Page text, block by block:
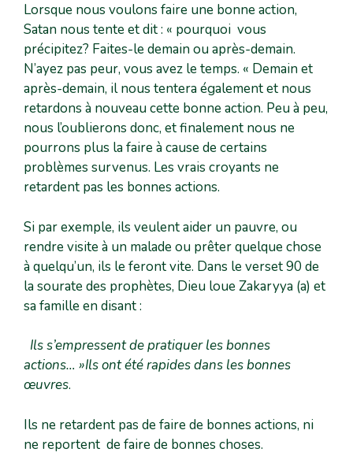
Lorsque nous voulons faire une bonne action,
Satan nous tente et dit : « pourquoi vous
précipitez? Faites-le demain ou après-demain.
N’ayez pas peur, vous avez le temps. « Demain et
après-demain, il nous tentera également et nous
retardons à nouveau cette bonne action. Peu à peu,
nous l’oublierons donc, et finalement nous ne
pourrons plus la faire à cause de certains
problèmes survenus. Les vrais croyants ne
retardent pas les bonnes actions.
Si par exemple, ils veulent aider un pauvre, ou
rendre visite à un malade ou prêter quelque chose
à quelqu’un, ils le feront vite. Dans le verset 90 de
la sourate des prophètes, Dieu loue Zakaryya (a) et
sa famille en disant :
Ils s’empressent de pratiquer les bonnes
actions… »Ils ont été rapides dans les bonnes
œuvres.
Ils ne retardent pas de faire de bonnes actions, ni
ne reportent de faire de bonnes choses.